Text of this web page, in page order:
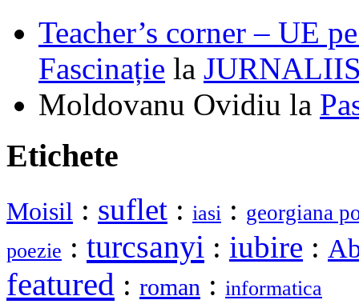
Teacher’s corner – UE
Fascinație la
Moldovanu Ovidiu la
Etichete
Moisil : suflet : iasi : georgiana
poezie : turcsanyi : iubire :
featured : roman : informatica